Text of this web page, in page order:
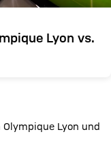
Lyon vs.
Lyon und